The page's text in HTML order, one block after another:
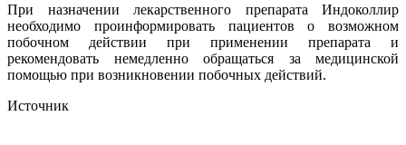
При назначении лекарственного препарата Индоколлир
необходимо проинформировать пациентов o возможном
побочном действии при применении препарата и
рекомендовать немедленно обращаться за медицинской
помощью при возникновении побочных действий.
Источник